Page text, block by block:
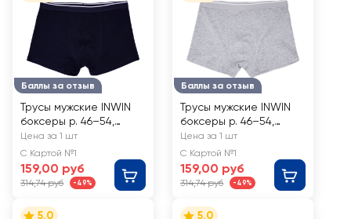
Баллы за отзыв
Трусы мужские INWIN
боксеры р. 46–54,
темно-синие, Арт. NB-
1
Цена за 1 шт
С Картой №1
159,00 руб
314,74 руб -49%
Баллы за отзыв
Трусы мужские INWIN
боксеры р. 46–54,
серый меланж, Арт.
NB-3
Цена за 1 шт
С Картой №1
159,00 руб
314,74 руб -49%
5.0 5.0